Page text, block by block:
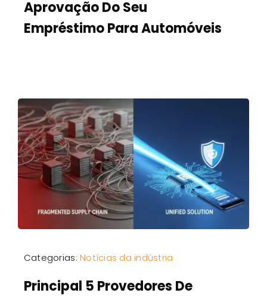
Aprovação Do Seu
Empréstimo Para Automóveis
Categorias:Notícias da indústria
Principal 5 Provedores De